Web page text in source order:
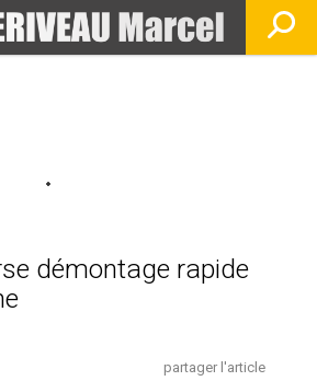
démontage rapide
partager l'article